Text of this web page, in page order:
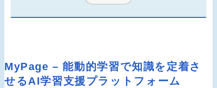
MyPage – 能動的学習で知識を定着さ
せるAI学習支援プラットフォーム